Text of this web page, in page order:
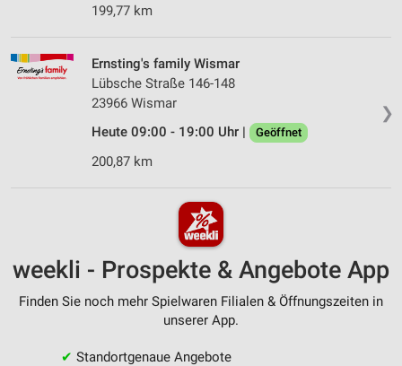
199,77 km
❯
Ernsting's family Wismar
Lübsche Straße 146-148
23966 Wismar
Heute 09:00 - 19:00 Uhr |
Geöffnet
200,87 km
weekli - Prospekte & Angebote App
Finden Sie noch mehr Spielwaren Filialen & Öffnungszeiten in
unserer App.
✔ Standortgenaue Angebote